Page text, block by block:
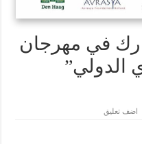
في مهرجان
الدولي”
اضف تعليق